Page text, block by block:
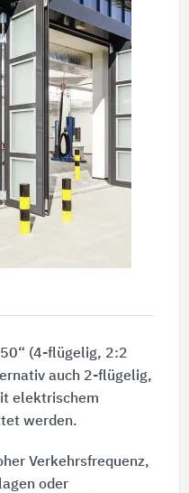
50“ (4-flügelig, 2:2
auch 2-flügelig,
elektrischem
werden.
Verkehrsfrequenz,
oder